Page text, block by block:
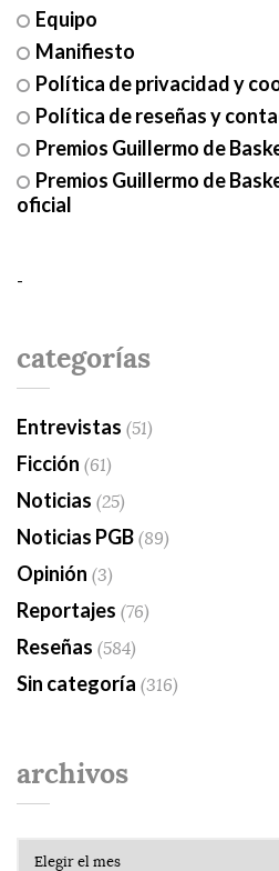
Equipo
Manifiesto
Política de privacidad y
Política de reseñas y
Premios Guillermo de
Premios Guillermo de
oficial
-
categorías
Entrevistas (51)
Ficción (61)
Noticias (25)
Noticias PGB(89)
Opinión (3)
Reportajes (76)
Reseñas (584)
Sin categoría (316)
archivos